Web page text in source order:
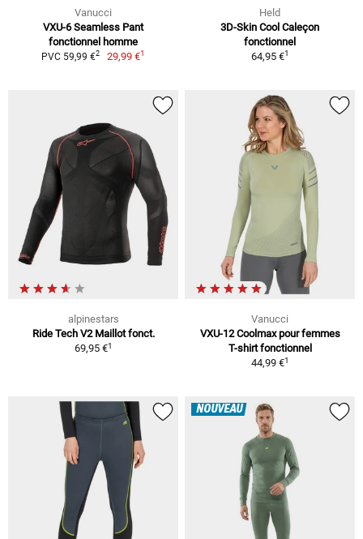
Vanucci
VXU-6 Seamless Pant
fonctionnel homme
PVC 59,99 €2 29,99 €1
Held
3D-Skin Cool Caleçon
fonctionnel
64,95 €1
alpinestars
Ride Tech V2 Maillot fonct.
69,95 €1
Vanucci
VXU-12 Coolmax pour femmes
T-shirt fonctionnel
44,99 €1
NOUVEAU